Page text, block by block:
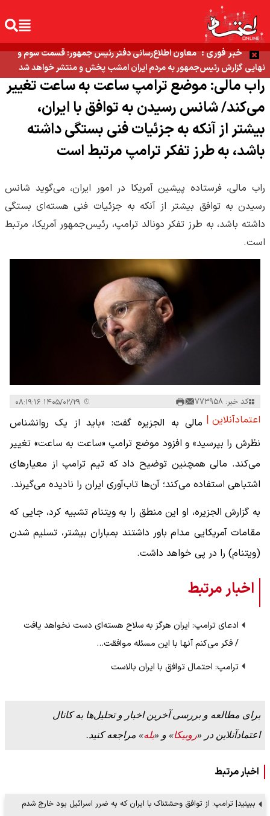
خبر فوری : معاون اطلاع‌رسانی دفتر رئیس جمهور: قسمت سوم و
نهایی گزارش رئیس‌جمهور به مردم ایران امشب پخش و منتشر خواهد شد
راب مالی: موضع ترامپ ساعت به ساعت تغییر
می‌کند/ شانس رسیدن به توافق با ایران،
بیشتر از آنکه به جزئیات فنی بستگی داشته
باشد، به طرز تفکر ترامپ مرتبط است
راب مالی، فرستاده پیشین آمریکا در امور ایران، می‌گوید شانس
رسیدن به توافق بیشتر از آنکه به جزئیات فنی هسته‌ای بستگی
داشته باشد، به طرز تفکر دونالد ترامپ، رئیس‌جمهور آمریکا، مرتبط
است.
کد خبر: 773958
اعتمادآنلاین | مالی به الجزیره گفت: «باید از یک روانشناس
نظرش را بپرسید» و افزود موضع ترامپ «ساعت به ساعت» تغییر
می‌کند. مالی همچنین توضیح داد که تیم ترامپ از معیارهای
اشتباهی استفاده می‌کند؛ آن‌ها تاب‌آوری ایران را نادیده می‌گیرند.
به گزارش الجزیره، او این منطق را به ویتنام تشبیه کرد، جایی که
مقامات آمریکایی مدام باور داشتند بمباران بیشتر، تسلیم شدن
(ویتنام) را در پی خواهد داشت.
اخبار مرتبط
ادعای ترامپ: ایران هرگز به سلاح هسته‌ای دست نخواهد یافت
/ فکر می‌کنم آنها با این مسئله موافقت…
ترامپ: احتمال توافق با ایران بالاست
برای مطالعه و بررسی آخرین اخبار و تحلیل‌ها به کانال
اعتمادآنلاین در «روبیکا» و «بله» مراجعه کنید.
اخبار مرتبط
ببینید| ترامپ: از توافق وحشتناک با ایران که به ضرر اسرائیل بود خارج شدم